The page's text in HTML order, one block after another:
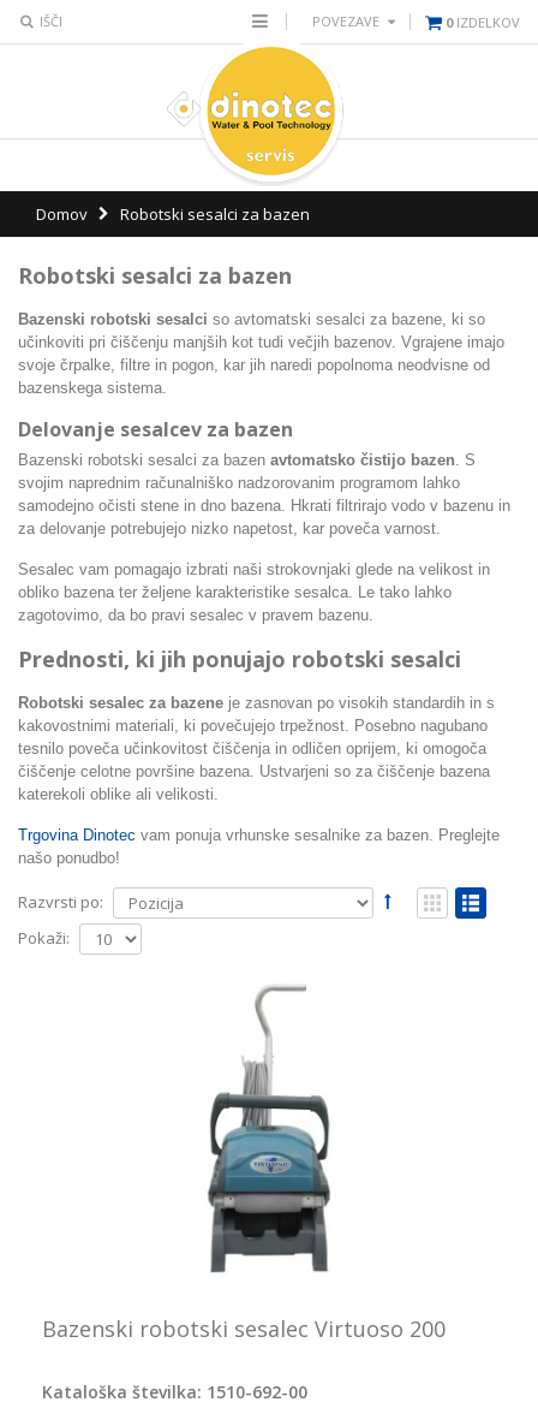
IŠČI 0 IZDELKOV
POVEZAVE
Domov Robotski sesalci za bazen
Robotski sesalci za bazen
Bazenski robotski sesalci so avtomatski sesalci za bazene,
ki so
učinkoviti pri čiščenju manjših kot tudi večjih bazenov. Vgrajene imajo
svoje črpalke, filtre in pogon, kar jih naredi popolnoma neodvisne od
bazenskega sistema.
Delovanje sesalcev za bazen
Bazenski robotski sesalci za bazen avtomatsko čistijo bazen . S
svojim naprednim računalniško nadzorovanim programom lahko
samodejno očisti stene in dno bazena. Hkrati filtrirajo vodo v bazenu in
za delovanje potrebujejo nizko napetost, kar poveča varnost.
Sesalec vam pomagajo izbrati naši strokovnjaki glede na velikost in
obliko bazena ter željene karakteristike sesalca. Le tako lahko
zagotovimo, da bo pravi sesalec v pravem bazenu.
Prednosti, ki jih ponujajo robotski sesalci
Robotski sesalec za bazene je zasnovan po visokih standardih in s
kakovostnimi materiali, ki povečujejo trpežnost. Posebno nagubano
tesnilo poveča učinkovitost čiščenja in odličen oprijem, ki omogoča
čiščenje celotne površine bazena. Ustvarjeni so za čiščenje bazena
katerekoli oblike ali velikosti.
Trgovina Dinotec vam ponuja vrhunske sesalnike za bazen. Preglejte
našo ponudbo!
Razvrsti po:
Pokaži:
Bazenski robotski sesalec Virtuoso 200
Kataloška številka: 1510-692-00